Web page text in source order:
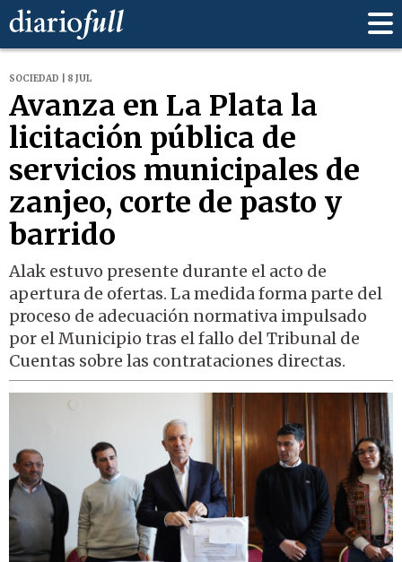
SOCIEDAD | 8 JUL
Avanza en La Plata la
licitación pública de
servicios municipales de
zanjeo, corte de pasto y
barrido
Alak estuvo presente durante el acto de
apertura de ofertas. La medida forma parte del
proceso de adecuación normativa impulsado
por el Municipio tras el fallo del Tribunal de
Cuentas sobre las contrataciones directas.